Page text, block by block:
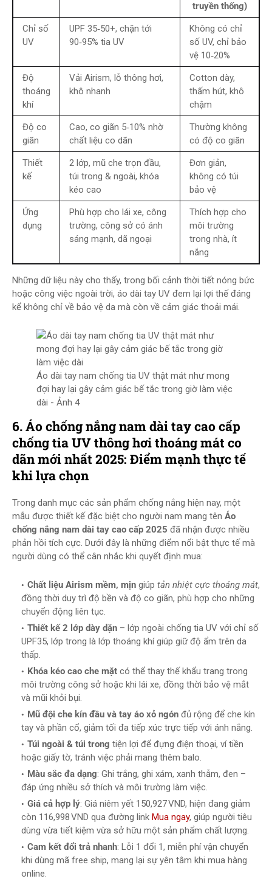
truyền thống)
Chỉ số
UV
UPF 35‑50+, chặn tới
90‑95% tia UV
Không có chỉ
số UV, chỉ bảo
vệ 10‑20%
Độ
thoáng
khí
Vải Airism, lỗ thông hơi,
khô nhanh
Cotton dày,
thấm hút, khô
chậm
Độ co
giãn
Cao, co giãn 5‑10% nhờ
chất liệu co dãn
Thường không
có độ co giãn
Thiết
kế
2 lớp, mũ che trọn đầu,
túi trong & ngoài, khóa
kéo cao
Đơn giản,
không có túi
bảo vệ
Ứng
dụng
Phù hợp cho lái xe, công
trường, công sở có ánh
sáng mạnh, dã ngoại
Thích hợp cho
môi trường
trong nhà, ít
nắng
Những dữ liệu này cho thấy, trong bối cảnh thời tiết nóng bức
hoặc công việc ngoài trời, áo dài tay UV đem lại lợi thế đáng
kể không chỉ về bảo vệ da mà còn về cảm giác thoải mái.
Áo dài tay nam chống tia UV thật mát như mong
đợi hay lại gây cảm giác bế tắc trong giờ làm việc
dài - Ảnh 4
6.Áo chống nắng nam dài tay cao cấp
chống tia UV thông hơi thoáng mát co
dãn mới nhất 2025: Điểm mạnh thực tế
khi lựa chọn
Trong danh mục các sản phẩm chống nắng hiện nay, một
mẫu được thiết kế đặc biệt cho người nam mang tên Áo
chống nắng nam dài tay cao cấp 2025 đã nhận được nhiều
phản hồi tích cực. Dưới đây là những điểm nổi bật thực tế mà
người dùng có thể cân nhắc khi quyết định mua:
Chất liệu Airism mềm, mịn giúp tản nhiệt cực thoáng mát,
đồng thời duy trì độ bền và độ co giãn, phù hợp cho những
chuyển động liên tục.
Thiết kế 2 lớp dày dặn – lớp ngoài chống tia UV với chỉ số
UPF35, lớp trong là lớp thoáng khí giúp giữ độ ẩm trên da
thấp.
Khóa kéo cao che mặt có thể thay thế khẩu trang trong
môi trường công sở hoặc khi lái xe, đồng thời bảo vệ mắt
và mũi khỏi bụi.
Mũ đội che kín đầu và tay áo xỏ ngón đủ rộng để che kín
tay và phần cổ, giảm tối đa tiếp xúc trực tiếp với ánh nắng.
Túi ngoài & túi trong tiện lợi để đựng điện thoại, ví tiền
hoặc giấy tờ, tránh việc phải mang thêm balo.
Màu sắc đa dạng: Ghi trắng, ghi xám, xanh thẫm, đen –
đáp ứng nhiều sở thích và môi trường làm việc.
Giá cả hợp lý: Giá niêm yết 150,927 VND, hiện đang giảm
còn 116,998 VND qua đường link Mua ngay, giúp người tiêu
dùng vừa tiết kiệm vừa sở hữu một sản phẩm chất lượng.
Cam kết đổi trả nhanh: Lỗi 1 đổi 1, miễn phí vận chuyển
khi dùng mã free ship, mang lại sự yên tâm khi mua hàng
online.